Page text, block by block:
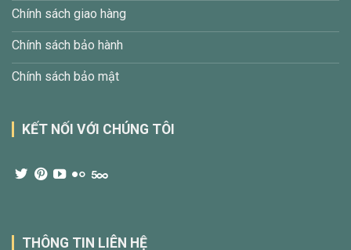
Chính sách giao hàng
Chính sách bảo hành
Chính sách bảo mật
KẾT NỐI VỚI CHÚNG TÔI
THÔNG TIN LIÊN HỆ